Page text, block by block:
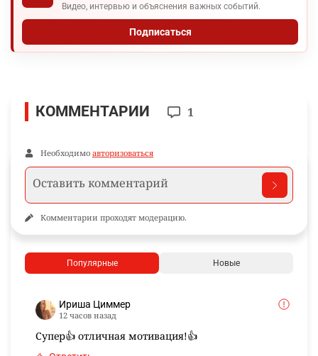
Видео, интервью и объяснения важных событий.
Подписаться
КОММЕНТАРИИ 1
Необходимо авторизоваться
Комментарии проходят модерацию.
Популярные Новые
Ириша Циммер
12 часов назад
Супер👍 отличная мотивация!👍